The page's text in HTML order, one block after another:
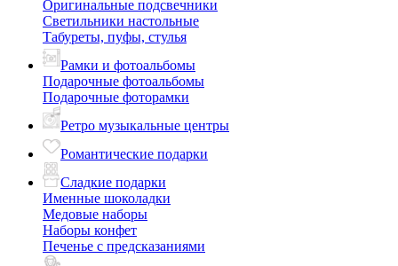
Оригинальные подсвечники
Светильники настольные
Табуреты, пуфы, стулья
Рамки и фотоальбомы
Подарочные фотоальбомы
Подарочные фоторамки
Ретро музыкальные центры
Романтические подарки
Сладкие подарки
Именные шоколадки
Медовые наборы
Наборы конфет
Печенье с предсказаниями